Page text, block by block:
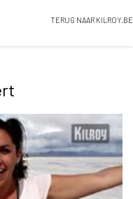
TERUG NAAR KILROY.BE